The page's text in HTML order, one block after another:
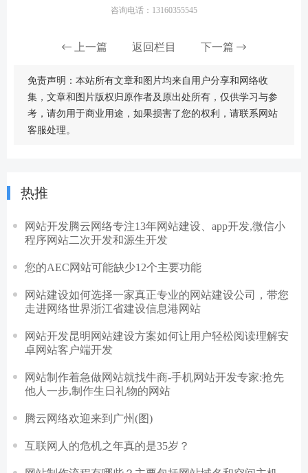
咨询电话：13160355545
上一篇 返回栏目 下一篇
免责声明：本站所有文章和图片均来自用户分享和网络收
集，文章和图片版权归原作者及原出处所有，仅供学习与参
考，请勿用于商业用途，如果损害了您的权利，请联系网站
客服处理。
热推
网站开发腾云网络专注13年网站建设、app开发,微信小
程序网站二次开发和源生开发
您的AEC网站可能缺少12个主要功能
网站建设如何选择一家真正专业的网站建设公司，带您
走进网络世界浙江省建设信息港网站
网站开发昆明网站建设方案如何让用户轻松阅读理解安
卓网站客户端开发
网站制作着急做网站就找牛商-手机网站开发专家:抢先
他人一步,制作生日礼物的网站
腾云网络欢迎来到广州(图)
互联网人的危机之年真的是35岁？